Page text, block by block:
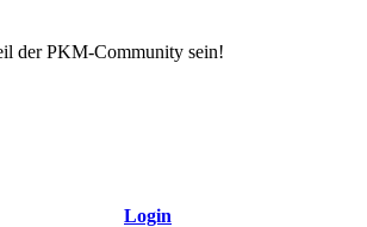
der PKM-Community sein!
Login